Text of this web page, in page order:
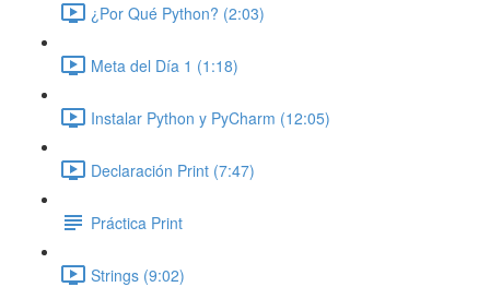
¿Por Qué Python? (2:03)
Meta del Día 1 (1:18)
Instalar Python y PyCharm (12:05)
Declaración Print (7:47)
Práctica Print
Strings (9:02)